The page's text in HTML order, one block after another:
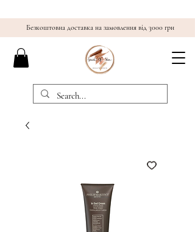
Безкоштовна доставка на замовлення від 3000 грн